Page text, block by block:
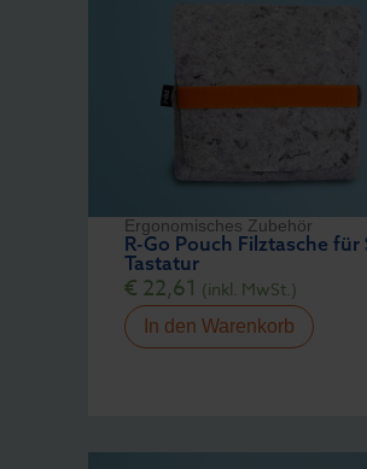
Ergonomisches Zubehör
R-Go Pouch Filztasche für
Tastatur
€ 22,61 (inkl. MwSt.)
In den Warenkorb